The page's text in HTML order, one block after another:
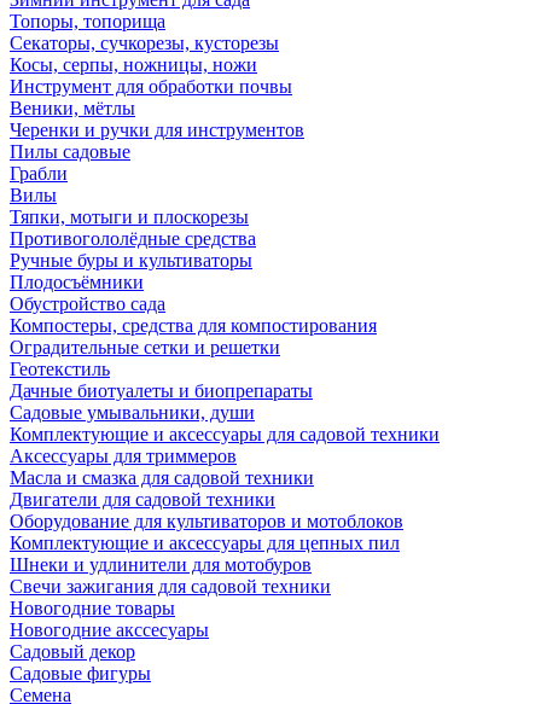
Топоры, топорища
Секаторы, сучкорезы, кусторезы
Косы, серпы, ножницы, ножи
Инструмент для обработки почвы
Веники, мётлы
Черенки и ручки для инструментов
Пилы садовые
Грабли
Вилы
Тяпки, мотыги и плоскорезы
Противогололёдные средства
Ручные буры и культиваторы
Плодосъёмники
Обустройство сада
Компостеры, средства для компостирования
Оградительные сетки и решетки
Геотекстиль
Дачные биотуалеты и биопрепараты
Садовые умывальники, души
Комплектующие и аксессуары для садовой техники
Аксессуары для триммеров
Масла и смазка для садовой техники
Двигатели для садовой техники
Оборудование для культиваторов и мотоблоков
Комплектующие и аксессуары для цепных пил
Шнеки и удлинители для мотобуров
Свечи зажигания для садовой техники
Новогодние товары
Новогодние акссесуары
Садовый декор
Садовые фигуры
Семена